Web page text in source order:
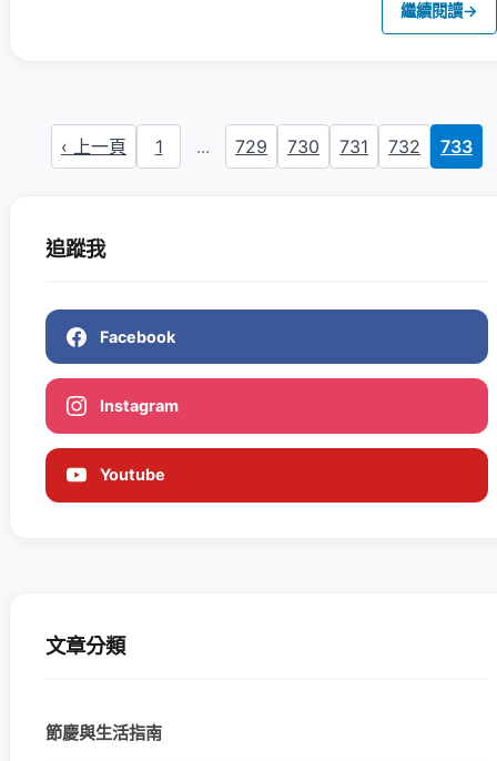
繼續閱讀→
‹ 上一頁 1 ... 729 730 731 732 733
追蹤我
Facebook
Instagram
Youtube
文章分類
節慶與生活指南